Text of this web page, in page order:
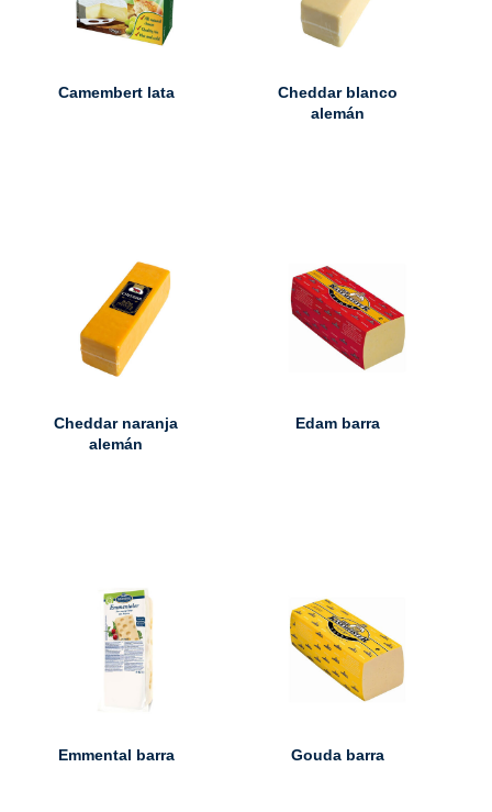
Camembert lata
Cheddar blanco
alemán
Cheddar naranja
alemán
Edam barra
Emmental barra Gouda barra